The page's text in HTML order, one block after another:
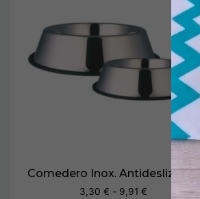
Comedero Inox. Antideslizante
3,30 € - 9,91 €